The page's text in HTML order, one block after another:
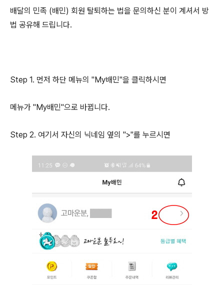
배달의 민족 (배민) 회원 탈퇴하는 법을 문의하신 분이 계셔서 방
법 공유해 드립니다.
Step 1. 먼저 하단 메뉴의 "My배민"을 클릭하시면
메뉴가 "My배민"으로 바뀝니다.
Step 2. 여기서 자신의 닉네임 옆의 ">"를 누르시면